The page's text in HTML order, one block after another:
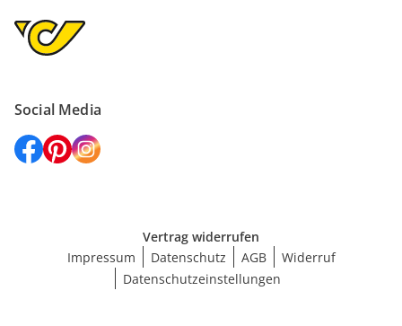
Social Media
Vertrag widerrufen
Impressum
Datenschutz AGB
Widerruf
Datenschutzeinstellungen